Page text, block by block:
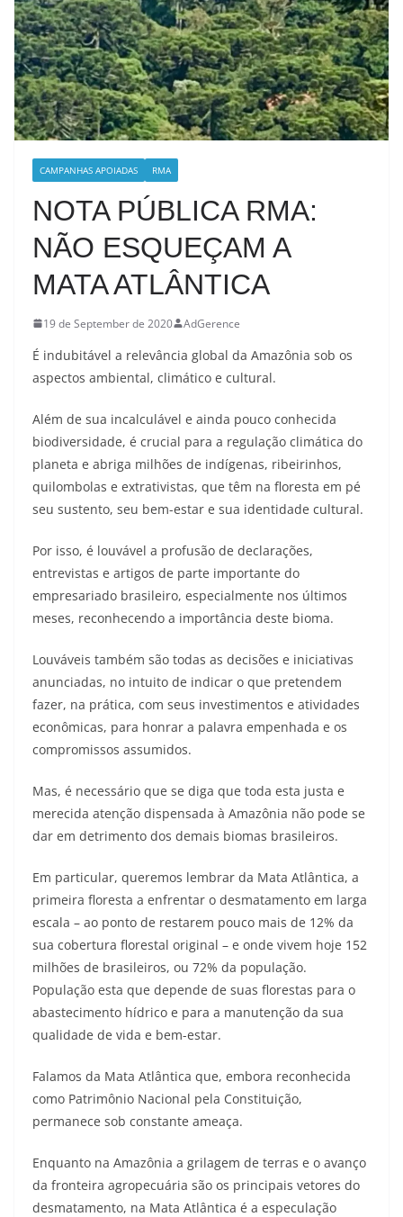
CAMPANHAS APOIADAS RMA
NOTA PÚBLICA RMA:
NÃO ESQUEÇAM A
MATA ATLÂNTICA
19 de September de 2020 AdGerence
É indubitável a relevância global da Amazônia sob os
aspectos ambiental, climático e cultural.
Além de sua incalculável e ainda pouco conhecida
biodiversidade, é crucial para a regulação climática do
planeta e abriga milhões de indígenas, ribeirinhos,
quilombolas e extrativistas, que têm na floresta em pé
seu sustento, seu bem-estar e sua identidade cultural.
Por isso, é louvável a profusão de declarações,
entrevistas e artigos de parte importante do
empresariado brasileiro, especialmente nos últimos
meses, reconhecendo a importância deste bioma.
Louváveis também são todas as decisões e iniciativas
anunciadas, no intuito de indicar o que pretendem
fazer, na prática, com seus investimentos e atividades
econômicas, para honrar a palavra empenhada e os
compromissos assumidos.
Mas, é necessário que se diga que toda esta justa e
merecida atenção dispensada à Amazônia não pode se
dar em detrimento dos demais biomas brasileiros.
Em particular, queremos lembrar da Mata Atlântica, a
primeira floresta a enfrentar o desmatamento em larga
escala – ao ponto de restarem pouco mais de 12% da
sua cobertura florestal original – e onde vivem hoje 152
milhões de brasileiros, ou 72% da população.
População esta que depende de suas florestas para o
abastecimento hídrico e para a manutenção da sua
qualidade de vida e bem-estar.
Falamos da Mata Atlântica que, embora reconhecida
como Patrimônio Nacional pela Constituição,
permanece sob constante ameaça.
Enquanto na Amazônia a grilagem de terras e o avanço
da fronteira agropecuária são os principais vetores do
desmatamento, na Mata Atlântica é a especulação